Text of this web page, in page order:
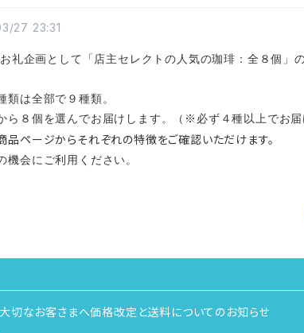
27 23:31
お礼企画として「店主セレクトの人気の珈琲：全８個」
類は全部で９種類。
ら８個を選んでお届けします。（※必ず４種以上でお届
品ページからそれぞれの特徴をご確認いただけます。
機会にご利用ください。
切なお客さまへ価格改定と送料についてのお知らせ